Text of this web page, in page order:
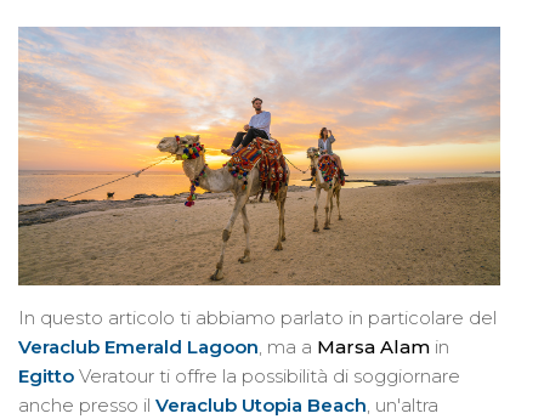
In questo articolo ti abbiamo parlato in particolare del
Veraclub Emerald Lagoon, ma a Marsa Alam in
Egitto Veratour ti offre la possibilità di soggiornare
anche presso il Veraclub Utopia Beach, un'altra